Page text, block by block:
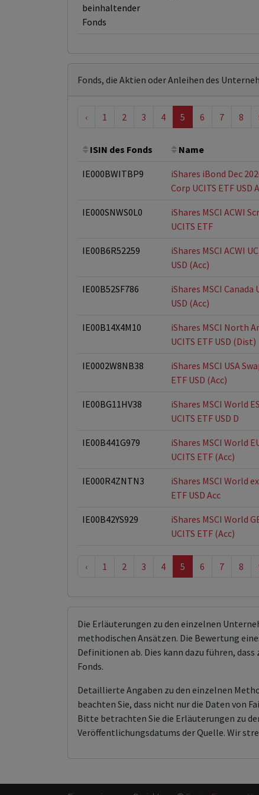
beinhaltender
Fonds
Fonds, die Aktien oder Anleihen des
‹ 1 2 3 4 5 6 7 8
ISIN des Fonds Name
IE000BWITBP9
iShares iBond Dec
Corp UCITS ETF USD A
IE000SNWS0L0
iShares MSCI ACWI
UCITS ETF
IE00B6R52259
iShares MSCI ACWI
USD (Acc)
IE00B52SF786
iShares MSCI Canada
USD (Acc)
IE00B14X4M10
iShares MSCI North
UCITS ETF USD (Dist)
IE0002W8NB38
iShares MSCI USA
ETF USD (Acc)
IE00BG11HV38
iShares MSCI World
UCITS ETF USD D
IE00B441G979
iShares MSCI World
UCITS ETF (Acc)
IE000R4ZNTN3
iShares MSCI World
ETF USD Acc
IE00B42YS929
iShares MSCI World
UCITS ETF (Acc)
‹ 1 2 3 4 5 6 7 8
Die Erläuterungen zu den einzelnen
methodischen Ansätzen. Die Bewertung
Definitionen ab. Dies kann dazu führen,
Fonds.
Detaillierte Angaben zu den einzelnen
beachten Sie, dass nicht nur die Daten von
Bitte betrachten Sie die Erläuterungen zu
Veröffentlichungsdatums der Quelle. Wir